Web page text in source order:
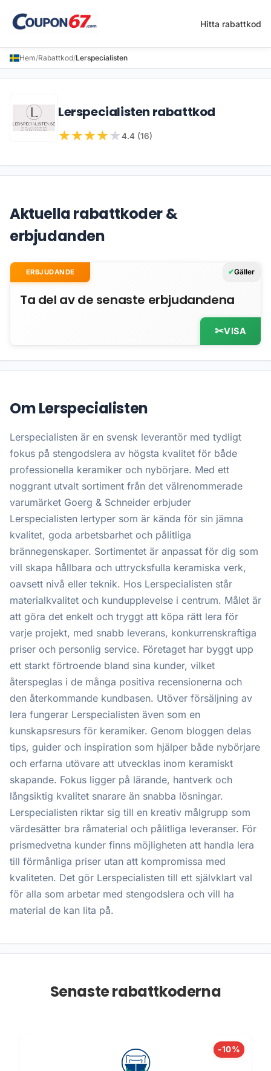
Hitta rabattkod
Hem/Rabattkod/Lerspecialisten
Lerspecialisten rabattkod
★★★★ ★4.4 (16)
Aktuella rabattkoder &
erbjudanden
ERBJUDANDE Gäller
Ta del av de senaste erbjudandena
VISA
Om Lerspecialisten
Lerspecialisten är en svensk leverantör med tydligt
fokus på stengodslera av högsta kvalitet för både
professionella keramiker och nybörjare. Med ett
noggrant utvalt sortiment från det välrenommerade
varumärket Goerg & Schneider erbjuder
Lerspecialisten lertyper som är kända för sin jämna
kvalitet, goda arbetsbarhet och pålitliga
brännegenskaper. Sortimentet är anpassat för dig som
vill skapa hållbara och uttrycksfulla keramiska verk,
oavsett nivå eller teknik. Hos Lerspecialisten står
materialkvalitet och kundupplevelse i centrum. Målet är
att göra det enkelt och tryggt att köpa rätt lera för
varje projekt, med snabb leverans, konkurrenskraftiga
priser och personlig service. Företaget har byggt upp
ett starkt förtroende bland sina kunder, vilket
återspeglas i de många positiva recensionerna och
den återkommande kundbasen. Utöver försäljning av
lera fungerar Lerspecialisten även som en
kunskapsresurs för keramiker. Genom bloggen delas
tips, guider och inspiration som hjälper både nybörjare
och erfarna utövare att utvecklas inom keramiskt
skapande. Fokus ligger på lärande, hantverk och
långsiktig kvalitet snarare än snabba lösningar.
Lerspecialisten riktar sig till en kreativ målgrupp som
värdesätter bra råmaterial och pålitliga leveranser. För
prismedvetna kunder finns möjligheten att handla lera
till förmånliga priser utan att kompromissa med
kvaliteten. Det gör Lerspecialisten till ett självklart val
för alla som arbetar med stengodslera och vill ha
material de kan lita på.
Senaste rabattkoderna
-10%